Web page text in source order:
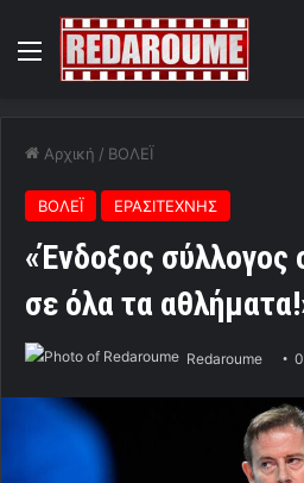
Menu
Αρχική / ΒΟΛΕΪ
ΒΟΛΕΪ ΕΡΑΣΙΤΕΧΝΗΣ
«Ένδοξος σύλλογος
σε όλα τα
Redaroume